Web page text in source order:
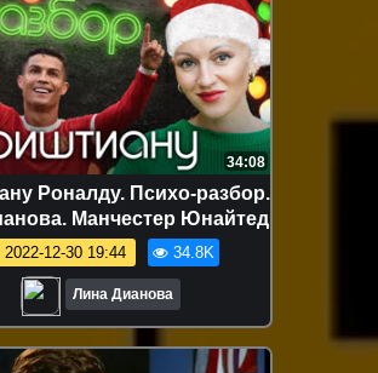
34:08
Роналду. Психо-разбор.
Манчестер Юнайтед
2022-12-30 19:44 34.8K
Лина Дианова